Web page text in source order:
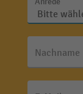
Anrede
Nachname